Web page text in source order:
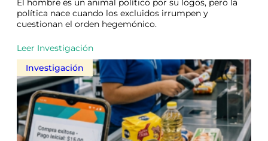
El hombre es un animal político por su logos, pero la
política nace cuando los excluidos irrumpen y
cuestionan el orden hegemónico.
Leer Investigación
Investigación